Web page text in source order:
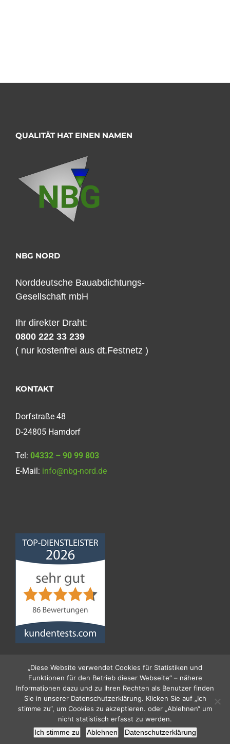
QUALITÄT HAT EINEN NAMEN
NBG NORD
Norddeutsche Bauabdichtungs-
Gesellschaft mbH
Ihr direkter Draht:
0800 222 33 239
( nur kostenfrei aus dt.Festnetz )
KONTAKT
Dorfstraße 48
D-24805 Hamdorf
Tel: 04332 – 90 99 803
E-Mail: info@nbg-nord.de
Norddeutsche
Bauabdichtungsgesellschaft
mbH
von 5
86Bewertungen
mbHImpressum|Datenschutz|Kontakt
„Diese Website verwendet Cookies für Statistiken und
Funktionen für den Betrieb dieser Webseite“ – nähere
Informationen dazu und zu Ihren Rechten als Benutzer finden
Sie in unserer Datenschutzerklärung. Klicken Sie auf „Ich
stimme zu“, um Cookies zu akzeptieren. oder „Ablehnen“ um
nicht statistisch erfasst zu werden.
Ich stimme zu
Ablehnen Datenschutzerklärung